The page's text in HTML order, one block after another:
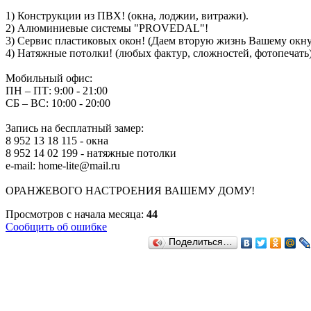
1) Конструкции из ПВХ! (окна, лоджии, витражи).
2) Алюминиевые системы "PROVEDAL"!
3) Сервис пластиковых окон! (Даем вторую жизнь Вашему
4) Натяжные потолки! (любых фактур, сложностей,
Мобильный офис:
ПН – ПТ: 9:00 - 21:00
СБ – ВС: 10:00 - 20:00
Запись на бесплатный замер:
8 952 13 18 115 - окна
8 952 14 02 199 - натяжные потолки
e-mail: home-lite@mail.ru
ОРАНЖЕВОГО НАСТРОЕНИЯ ВАШЕМУ ДОМУ!
Просмотров с начала месяца: 44
Сообщить об ошибке
Поделиться…